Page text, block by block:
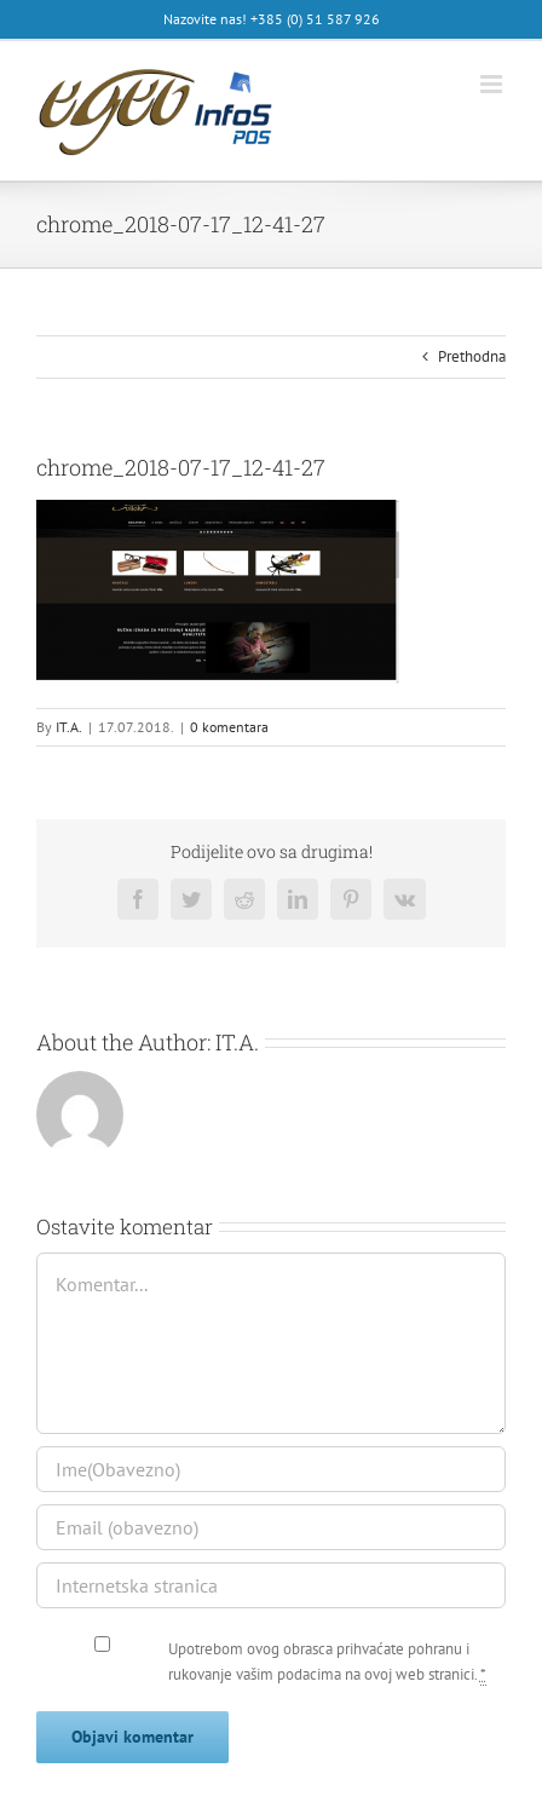
to
Nazovite nas! +385 (0) 51 587 926
chrome_2018-07-17_12-41-27
Prethodna
chrome_2018-07-17_12-41-27
By IT.A. | 17.07.2018. | 0 komentara
Podijelite ovo sa drugima!
FacebookTwitterRedditLinkedInPinterest
Vk
About the Author:IT.A.
Ostavite komentar
Comment
Upotrebom ovog obrasca prihvaćate pohranu i
rukovanje vašim podacima na ovoj web stranici.*